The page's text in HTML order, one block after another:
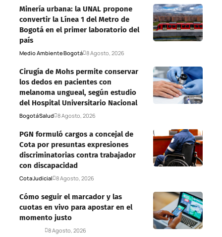
Minería urbana: la UNAL propone
convertir la Línea 1 del Metro de
Bogotá en el primer laboratorio del
país
Medio AmbienteBogotá 8 Agosto, 2026
Cirugía de Mohs permite conservar
los dedos en pacientes con
melanoma ungueal, según estudio
del Hospital Universitario Nacional
BogotáSalud 8 Agosto, 2026
PGN formuló cargos a concejal de
Cota por presuntas expresiones
discriminatorias contra trabajador
con discapacidad
CotaJudicial 8 Agosto, 2026
Cómo seguir el marcador y las
cuotas en vivo para apostar en el
momento justo
8 Agosto, 2026